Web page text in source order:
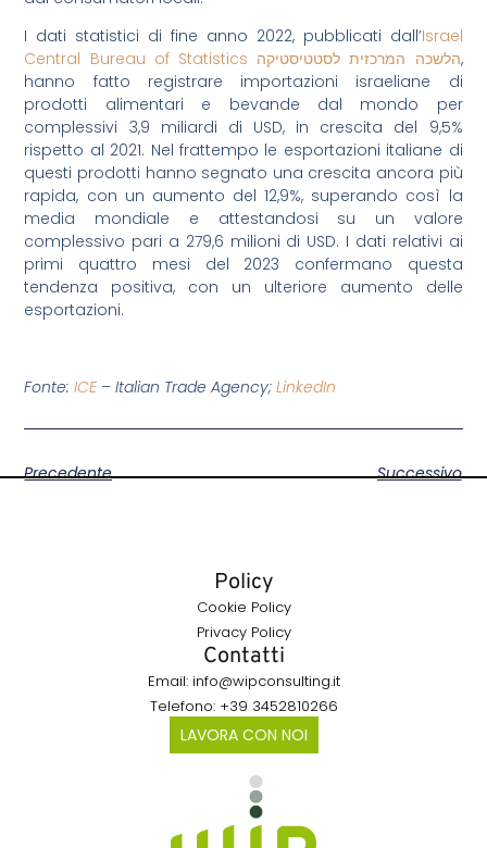
I dati statistici di fine anno 2022, pubblicati dall’Israel
Central Bureau of Statistics הלשכה המרכזית לסטטיסטיקה,
hanno fatto registrare importazioni israeliane di
prodotti alimentari e bevande dal mondo per
complessivi 3,9 miliardi di USD, in crescita del 9,5%
rispetto al 2021. Nel frattempo le esportazioni italiane di
questi prodotti hanno segnato una crescita ancora più
rapida, con un aumento del 12,9%, superando così la
media mondiale e attestandosi su un valore
complessivo pari a 279,6 milioni di USD. I dati relativi ai
primi quattro mesi del 2023 confermano questa
tendenza positiva, con un ulteriore aumento delle
esportazioni.
Fonte:ICE– Italian Trade Agency;LinkedIn
Precedente Successivo
Policy
Cookie Policy
Privacy Policy
Contatti
Email: info@wipconsulting.it
Telefono: +39 3452810266
LAVORA CON NOI